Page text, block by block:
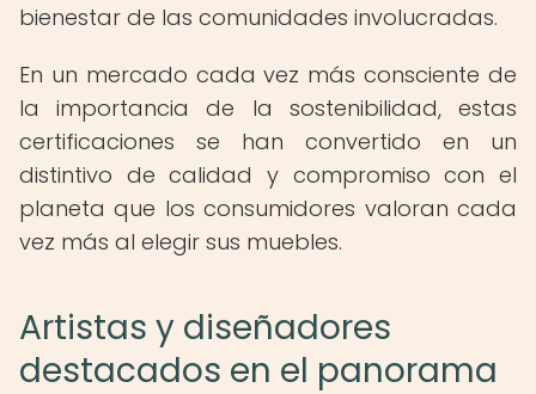
bienestar de las comunidades involucradas.
En un mercado cada vez más consciente de
la importancia de la sostenibilidad, estas
certificaciones se han convertido en un
distintivo de calidad y compromiso con el
planeta que los consumidores valoran cada
vez más al elegir sus muebles.
Artistas y diseñadores
destacados en el panorama